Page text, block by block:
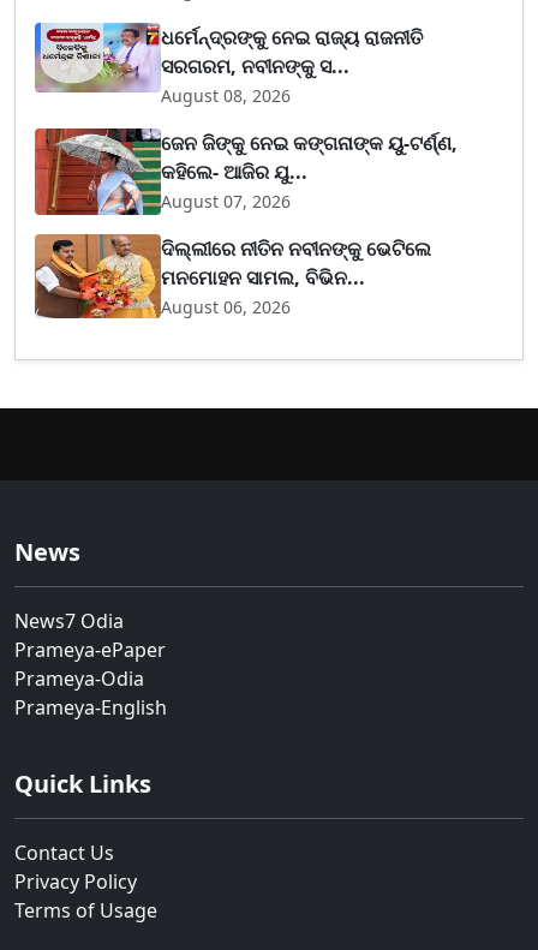
ଧର୍ମେନ୍ଦ୍ରଙ୍କୁ ନେଇ ରାଜ୍ୟ ରାଜନୀତି
ସରଗରମ, ନବୀନଙ୍କୁ ସ...
August 08, 2026
ଜେନ ଜିଙ୍କୁ ନେଇ କଙ୍ଗନାଙ୍କ ୟୁ-ଟର୍ଣ୍ଣ,
କହିଲେ- ଆଜିର ଯୁ...
August 07, 2026
ଦିଲ୍ଲୀରେ ନୀତିନ ନବୀନଙ୍କୁ ଭେଟିଲେ
ମନମୋହନ ସାମଲ, ବିଭିନ...
August 06, 2026
News
News7 Odia
Prameya-ePaper
Prameya-Odia
Prameya-English
Quick Links
Contact Us
Privacy Policy
Terms of Usage